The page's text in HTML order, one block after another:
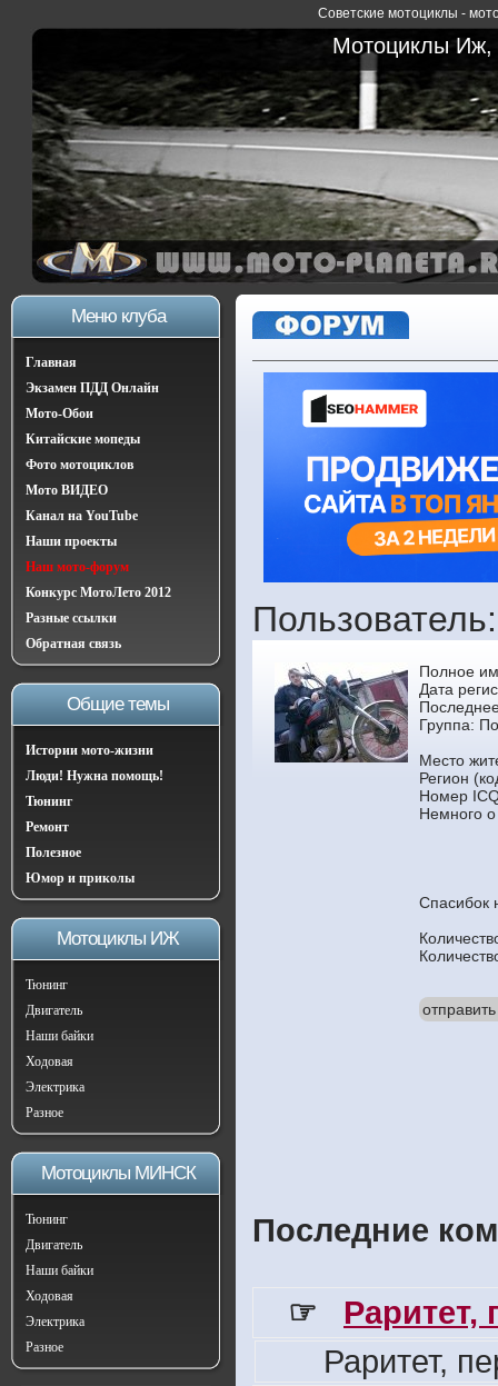
Советские мотоциклы -
Мотоциклы Иж,
Меню клуба
Главная
Экзамен ПДД Онлайн
Мото-Обои
Китайские мопеды
Фото мотоциклов
Мото ВИДЕО
Канал на YouTube
Наши проекты
Наш мото-форум
Конкурс МотоЛето 2012
Разные ссылки
Обратная связь
Общие темы
Истории мото-жизни
Люди! Нужна помощь!
Тюнинг
Ремонт
Полезное
Юмор и приколы
Мотоциклы ИЖ
Тюнинг
Двигатель
Наши байки
Ходовая
Электрика
Разное
Мотоциклы МИНСК
Тюнинг
Двигатель
Наши байки
Ходовая
Электрика
Разное
Полное
Дата
Группа:
Место
Регион
Номер
Немного
Спасибок
Последние
☞
Раритет,
Раритет,